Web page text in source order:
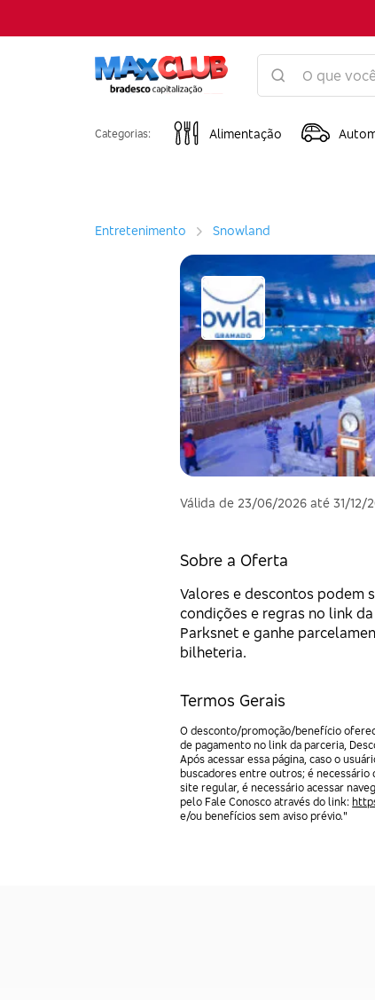
Categorias: Alimentação
Entretenimento Snowland
Válida de 23/06/2026 até 31/12/
Sobre a Oferta
Valores e descontos podem
condições e regras no link
Parksnet e ganhe
bilheteria.
Termos Gerais
O desconto/promoção/benefício
de pagamento no link da parceria,
Após acessar essa página, caso o
buscadores entre outros; é necessário
site regular, é necessário acessar
pelo Fale Conosco através do link:
e/ou benefícios sem aviso prévio."